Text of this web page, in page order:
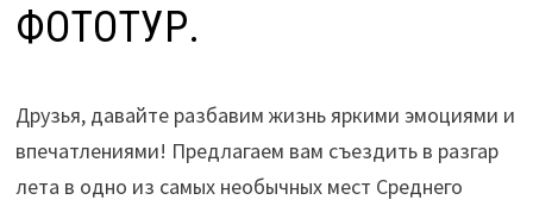
ФОТОТУР.
Друзья, давайте разбавим жизнь яркими эмоциями и
впечатлениями! Предлагаем вам съездить в разгар
лета в одно из самых необычных мест Среднего